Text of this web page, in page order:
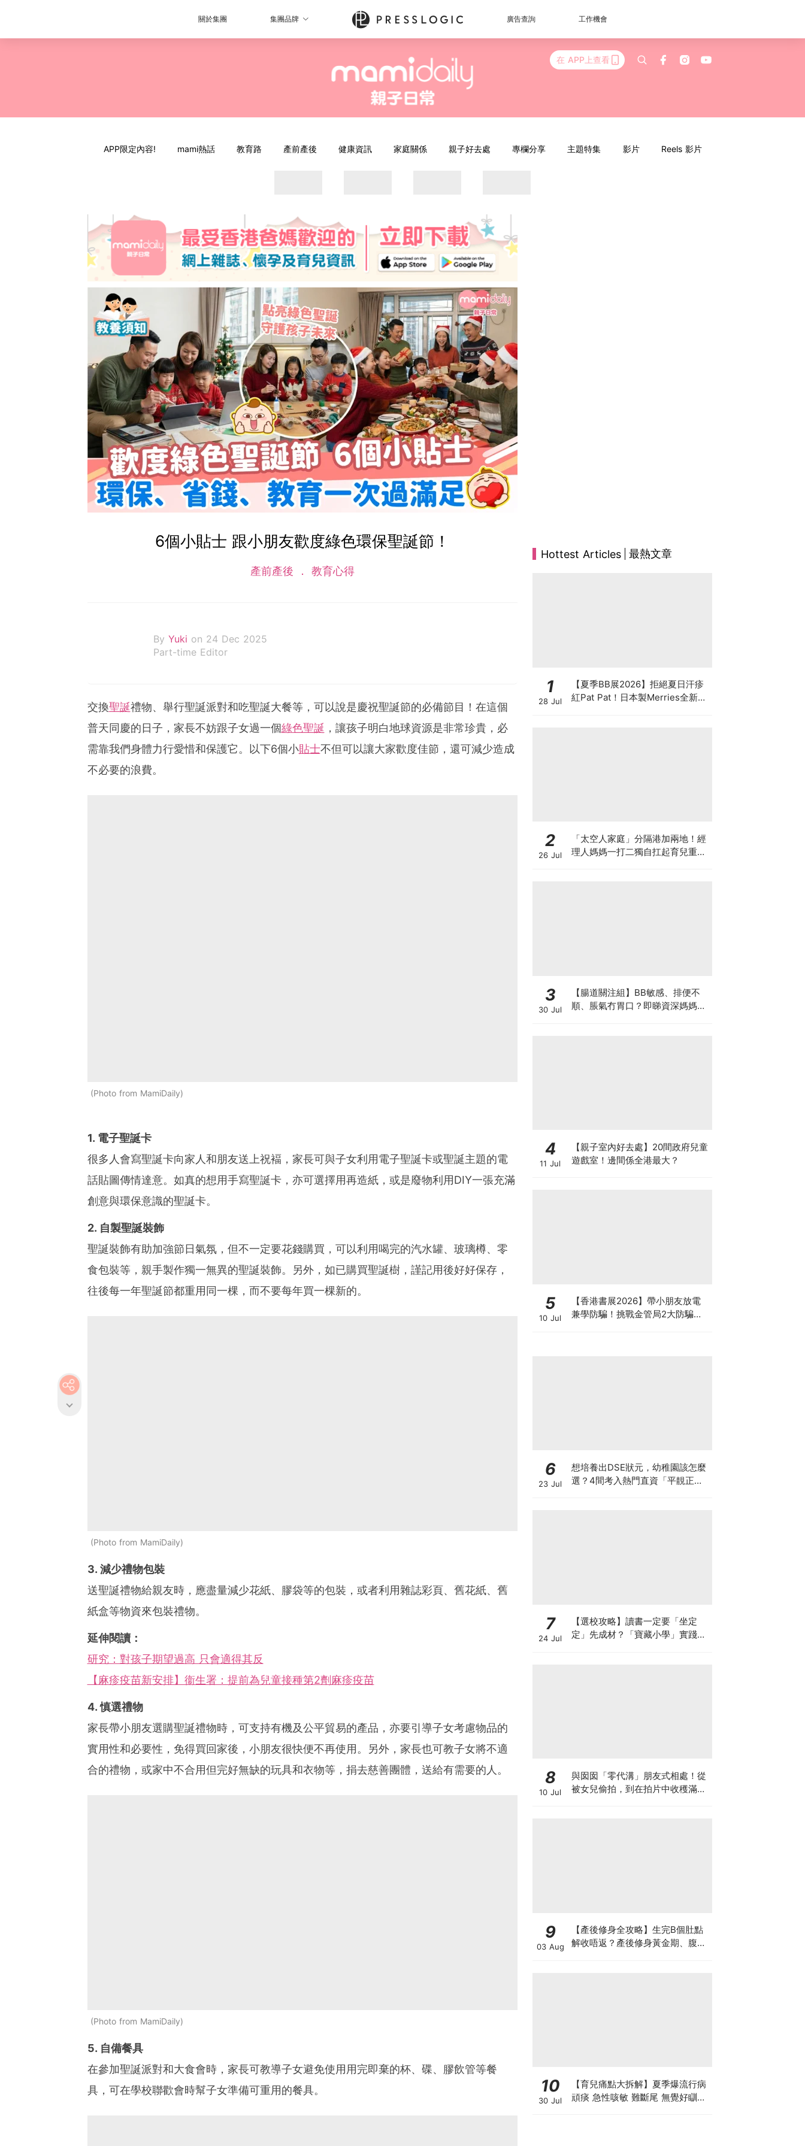
關於集團 集團品牌 廣告查詢 工作機會
在 APP上查看
APP限定內容! mami熱話 教育路 產前產後 健康資訊 家庭關係 親子好去處 專欄分享 主題特集 影片 Reels 影片
6個小貼士 跟小朋友歡度綠色環保聖誕節！
產前產後 教育心得
By Yuki on 24 Dec 2025
Part-time Editor
交換聖誕禮物、舉行聖誕派對和吃聖誕大餐等，可以說是慶祝聖誕節的必備節目！在這個
普天同慶的日子，家長不妨跟子女過一個綠色聖誕 ，讓孩子明白地球資源是非常珍貴，必
需靠我們身體力行愛惜和保護它。以下6個小貼士不但可以讓大家歡度佳節，還可減少造成
不必要的浪費。
Photo from MamiDaily
1. 電子聖誕卡
很多人會寫聖誕卡向家人和朋友送上祝褔，家長可與子女利用電子聖誕卡或聖誕主題的電
話貼圖傳情達意。如真的想用手寫聖誕卡，亦可選擇用再造紙，或是廢物利用DIY一張充滿
創意與環保意識的聖誕卡。
2. 自製聖誕裝飾
聖誕裝飾有助加強節日氣氛，但不一定要花錢購買，可以利用喝完的汽水罐、玻璃樽、零
食包裝等，親手製作獨一無異的聖誕裝飾。另外，如已購買聖誕樹，謹記用後好好保存，
往後每一年聖誕節都重用同一棵，而不要每年買一棵新的。
Photo from MamiDaily
3. 減少禮物包裝
送聖誕禮物給親友時，應盡量減少花紙、膠袋等的包裝，或者利用雜誌彩頁、舊花紙、舊
紙盒等物資來包裝禮物。
延伸閱讀：
研究：對孩子期望過高 只會適得其反
【麻疹疫苗新安排】衞生署：提前為兒童接種第2劑麻疹疫苗
4. 慎選禮物
家長帶小朋友選購聖誕禮物時，可支持有機及公平貿易的產品，亦要引導子女考慮物品的
實用性和必要性，免得買回家後，小朋友很快便不再使用。另外，家長也可教子女將不適
合的禮物，或家中不合用但完好無缺的玩具和衣物等，捐去慈善團體，送給有需要的人。
Photo from MamiDaily
5. 自備餐具
在參加聖誕派對和大食會時，家長可教導子女避免使用用完即棄的杯、碟、膠飲管等餐
具，可在學校聯歡會時幫子女準備可重用的餐具。
Hottest Articles 最熱文章
1
28 Jul
【夏季BB展2026】拒絕夏日汗疹
紅Pat Pat！日本製Merries全新超
2
26 Jul
「太空人家庭」分隔港加兩地！經
理人媽媽一打二獨自扛起育兒重
3
30 Jul
【腸道關注組】BB敏感、排便不
順、脹氣冇胃口？即睇資深媽媽分
4
11 Jul
【親子室內好去處】20間政府兒童
遊戲室！邊間係全港最大？
5
10 Jul
【香港書展2026】帶小朋友放電
兼學防騙！挑戰金管局2大防騙遊
6
23 Jul
想培養出DSE狀元，幼稚園該怎麼
選？4間考入熱門直資「平靚正」
7
24 Jul
【選校攻略】讀書一定要「坐定
定」先成材？「寶藏小學」實踐動
8
10 Jul
與囡囡「零代溝」朋友式相處！從
被女兒偷拍，到在拍片中收穫滿足
9
03 Aug
【產後修身全攻略】生完B個肚點
解收唔返？產後修身黃金期、腹直
10
30 Jul
【育兒痛點大拆解】夏季爆流行病
頑痰 急性咳敏 難斷尾 無覺好瞓？